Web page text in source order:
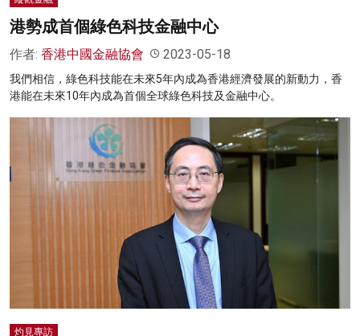
港勢成首個綠色科技金融中心
作者: 香港中國金融協會 2023-05-18
我們相信，綠色科技能在未來5年內成為香港經濟發展的新動力，香
港能在未來10年內成為首個全球綠色科技及金融中心。
灼見專訪